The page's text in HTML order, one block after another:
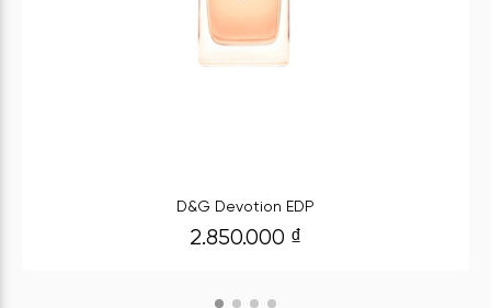
D&G Devotion EDP
2.850.000 ₫